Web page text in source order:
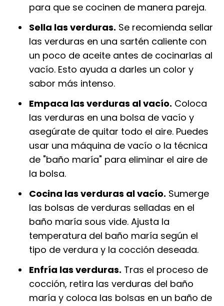
para que se cocinen de manera pareja.
Sella las verduras. Se recomienda sellar
las verduras en una sartén caliente con
un poco de aceite antes de cocinarlas al
vacío. Esto ayuda a darles un color y
sabor más intenso.
Empaca las verduras al vacío. Coloca
las verduras en una bolsa de vacío y
asegúrate de quitar todo el aire. Puedes
usar una máquina de vacío o la técnica
de "baño maría" para eliminar el aire de
la bolsa.
Cocina las verduras al vacío. Sumerge
las bolsas de verduras selladas en el
baño maría sous vide. Ajusta la
temperatura del baño maría según el
tipo de verdura y la cocción deseada.
Enfría las verduras. Tras el proceso de
cocción, retira las verduras del baño
maría y coloca las bolsas en un baño de